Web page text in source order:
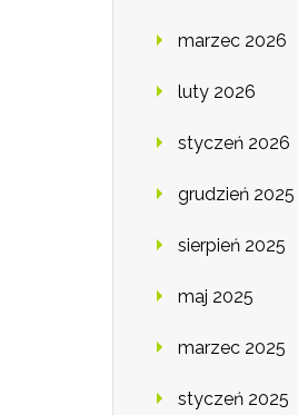
marzec 2026
luty 2026
styczeń 2026
grudzień 2025
sierpień 2025
maj 2025
marzec 2025
styczeń 2025